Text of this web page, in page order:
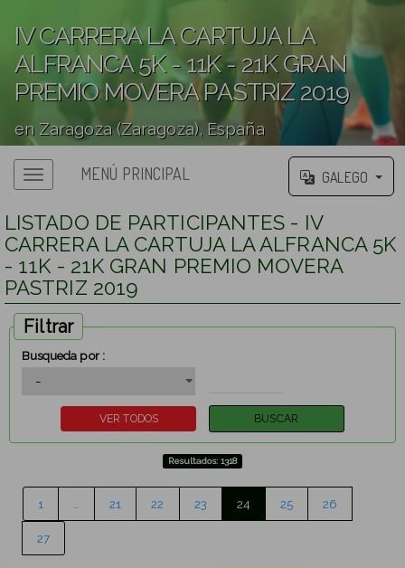
IV CARRERA LA CARTUJA LA
ALFRANCA 5K - 11K - 21K GRAN
PREMIO MOVERA PASTRIZ 2019
en Zaragoza (Zaragoza), España
Menú principalMENÚ PRINCIPAL GALEGO
LISTADO DE PARTICIPANTES - IV
CARRERA LA CARTUJA LA ALFRANCA 5K
- 11K - 21K GRAN PREMIO MOVERA
PASTRIZ 2019
Filtrar
Busqueda por :
Resultados: 1318
1 21 22 23 24 25 26
27